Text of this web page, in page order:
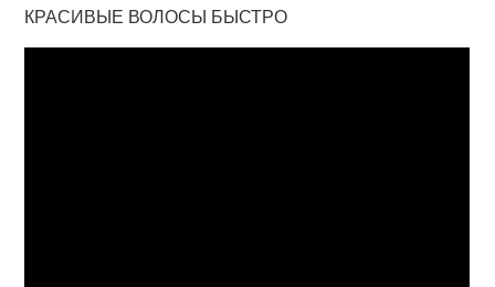
КРАСИВЫЕ ВОЛОСЫ БЫСТРО